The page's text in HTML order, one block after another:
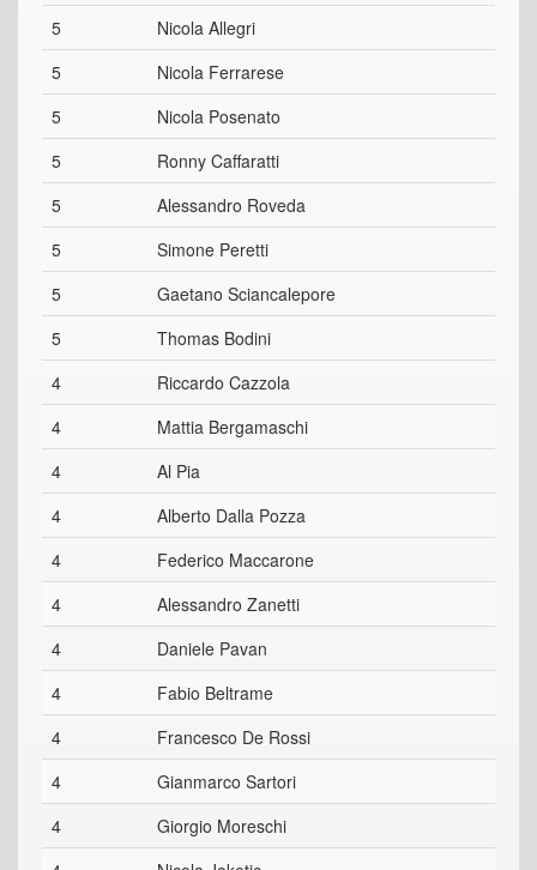
5
Nicola Allegri
5
Nicola Ferrarese
5
Nicola Posenato
5
Ronny Caffaratti
5
Alessandro Roveda
5
Simone Peretti
5
Gaetano Sciancalepore
5
Thomas Bodini
4
Riccardo Cazzola
4
Mattia Bergamaschi
4
Al Pia
4
Alberto Dalla Pozza
4
Federico Maccarone
4
Alessandro Zanetti
4
Daniele Pavan
4
Fabio Beltrame
4
Francesco De Rossi
4
Gianmarco Sartori
4
Giorgio Moreschi